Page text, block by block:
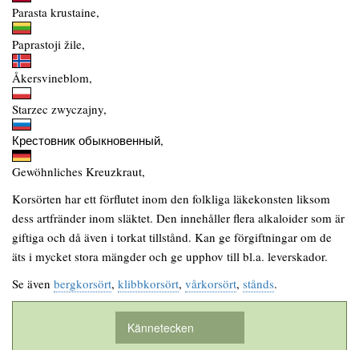
Parasta krustaine,
Paprastoji žile,
Åkersvineblom,
Starzec zwyczajny,
Крестовник обыкновенный,
Gewöhnliches Kreuzkraut,
Korsörten har ett förflutet inom den folkliga läkekonsten liksom
dess artfränder inom släktet. Den innehåller flera alkaloider som är
giftiga och då även i torkat tillstånd. Kan ge förgiftningar om de
äts i mycket stora mängder och ge upphov till bl.a. leverskador.
Se även bergkorsört, klibbkorsört, vårkorsört, stånds.
Kännetecken